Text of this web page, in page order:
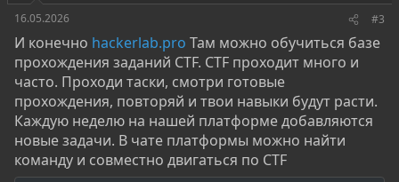
16.05.2026
#3
И конечно hackerlab.pro Там можно обучиться базе
прохождения заданий CTF. CTF проходит много и
часто. Проходи таски, смотри готовые
прохождения, повторяй и твои навыки будут расти.
Каждую неделю на нашей платформе добавляются
новые задачи. В чате платформы можно найти
команду и совместно двигаться по CTF